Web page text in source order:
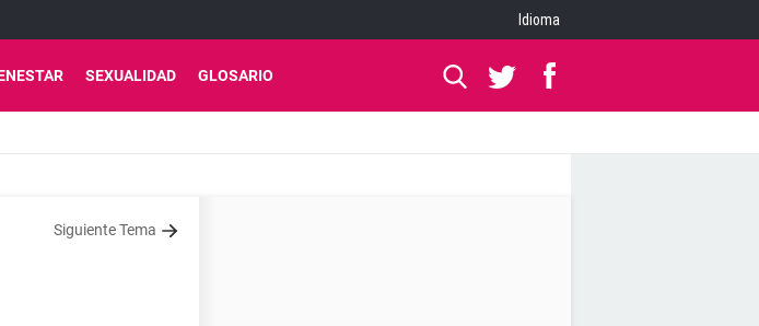
Idioma
SEXUALIDAD GLOSARIO
Siguiente Tema